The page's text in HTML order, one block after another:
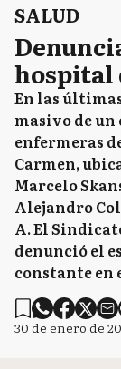
SALUD
hospital
En las
masivo de
enfermeras
Carmen,
Marcelo
Alejandro
A. El
denunció el
constante en
30 de enero de